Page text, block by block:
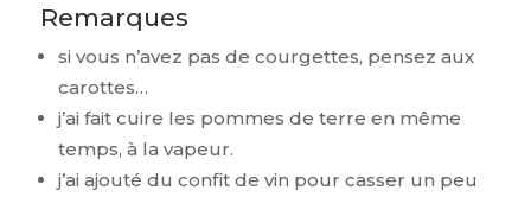
Remarques
si vous n’avez pas de courgettes, pensez aux
carottes…
j’ai fait cuire les pommes de terre en même
temps, à la vapeur.
j’ai ajouté du confit de vin pour casser un peu